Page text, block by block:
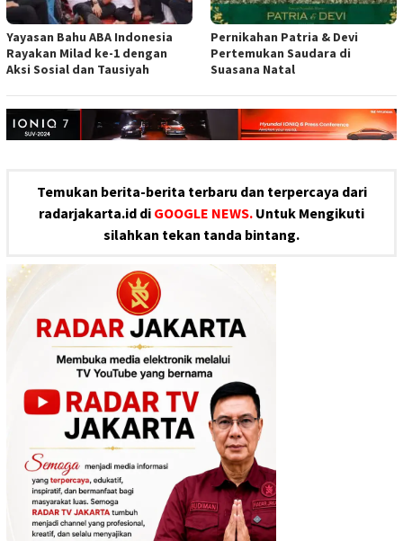
Yayasan Bahu ABA Indonesia
Rayakan Milad ke-1 dengan
Aksi Sosial dan Tausiyah
Pernikahan Patria & Devi
Pertemukan Saudara di
Suasana Natal
Temukan berita-berita terbaru dan terpercaya dari
radarjakarta.id di GOOGLE NEWS. Untuk Mengikuti
silahkan tekan tanda bintang.